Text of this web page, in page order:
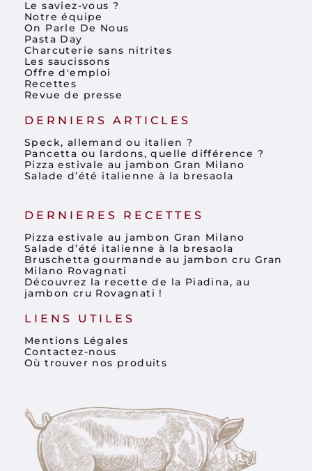
Le saviez-vous ?
Notre équipe
On Parle De Nous
Pasta Day
Charcuterie sans nitrites
Les saucissons
Offre d'emploi
Recettes
Revue de presse
DERNIERS ARTICLES
Speck, allemand ou italien ?
Pancetta ou lardons, quelle différence ?
Pizza estivale au jambon Gran Milano
Salade d’été italienne à la bresaola
DERNIERES RECETTES
Pizza estivale au jambon Gran Milano
Salade d’été italienne à la bresaola
Bruschetta gourmande au jambon cru Gran
Milano Rovagnati
Découvrez la recette de la Piadina, au
jambon cru Rovagnati !
LIENS UTILES
Mentions Légales
Contactez-nous
Où trouver nos produits